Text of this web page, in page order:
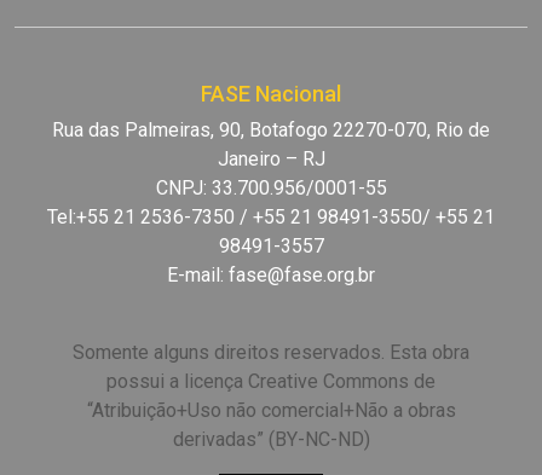
FASE Nacional
Rua das Palmeiras, 90, Botafogo 22270-070, Rio de
Janeiro – RJ
CNPJ: 33.700.956/0001-55
Tel:+55 21 2536-7350 / +55 21 98491-3550/ +55 21
98491-3557
E-mail: fase@fase.org.br
Somente alguns direitos reservados. Esta obra
possui a licença Creative Commons de
“Atribuição+Uso não comercial+Não a obras
derivadas” (BY-NC-ND)